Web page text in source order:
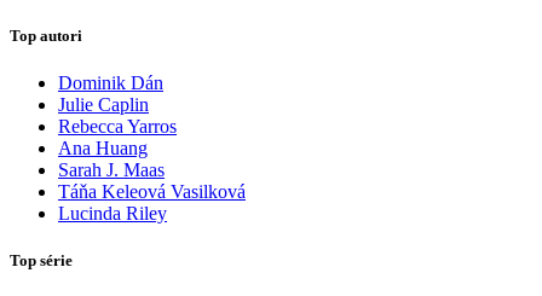
Top autori
Dominik Dán
Julie Caplin
Rebecca Yarros
Ana Huang
Sarah J. Maas
Táňa Keleová Vasilková
Lucinda Riley
Top série